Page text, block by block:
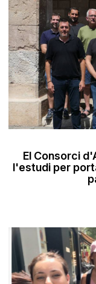
El Consorci
l'estudi per